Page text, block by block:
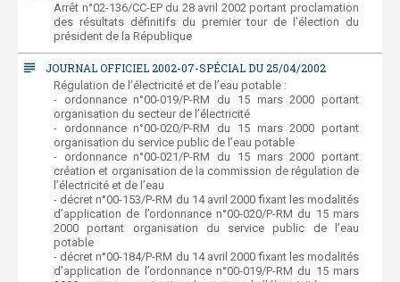
Arrêt n°02-136/CC-EP du 28 avril 2002 portant proclamation
des résultats définitifs du premier tour de l’élection du
président de la République
subject JOURNAL OFFICIEL 2002-07-SPÉCIAL DU 25/04/2002
Régulation de l’électricité et de l’eau potable :
- ordonnance n°00-019/P-RM du 15 mars 2000 portant
organisation du secteur de l’électricité
- ordonnance n°00-020/P-RM du 15 mars 2000 portant
organisation du service public de l’eau potable
- ordonnance n°00-021/P-RM du 15 mars 2000 portant
création et organisation de la commission de régulation de
l’électricité et de l’eau
- décret n°00-153/P-RM du 14 avril 2000 fixant les modalités
d’application de l’ordonnance n°00-020/P-RM du 15 mars
2000 portant organisation du service public de l’eau
potable
- décret n°00-184/P-RM du 14 avril 2000 fixant les modalités
d’application de l’ordonnance n°00-019/P-RM du 15 mars